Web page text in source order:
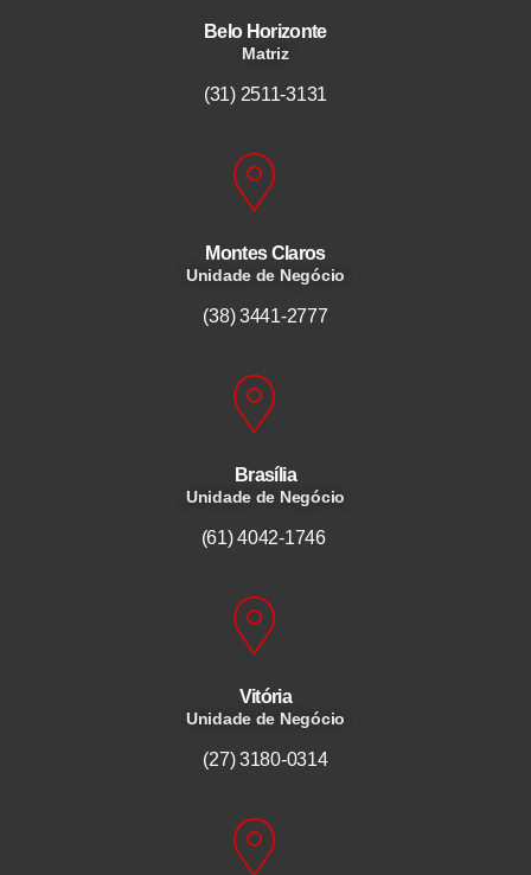
Belo Horizonte
Matriz
(31) 2511-3131
Montes Claros
Unidade de Negócio
(38) 3441-2777
Brasília
Unidade de Negócio
(61) 4042-1746
Vitória
Unidade de Negócio
(27) 3180-0314